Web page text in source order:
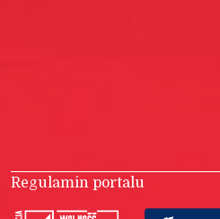
Regulamin portalu